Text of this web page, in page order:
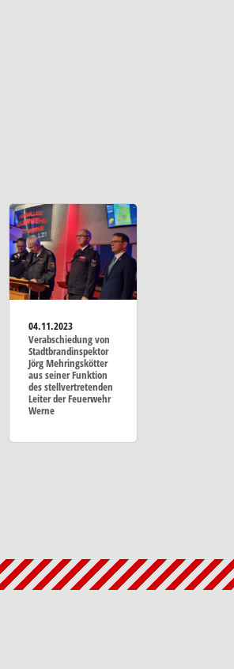
04.11.2023
Verabschiedung von
Stadtbrandinspektor
Jörg Mehringskötter
aus seiner Funktion
des stellvertretenden
Leiter der Feuerwehr
Werne